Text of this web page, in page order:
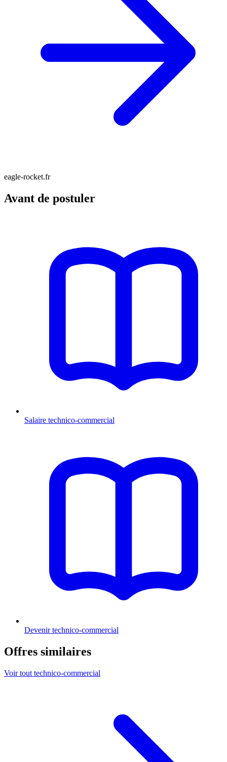
eagle-rocket.fr
Avant de postuler
Salaire technico-commercial
Devenir technico-commercial
Offres similaires
Voir tout technico-commercial